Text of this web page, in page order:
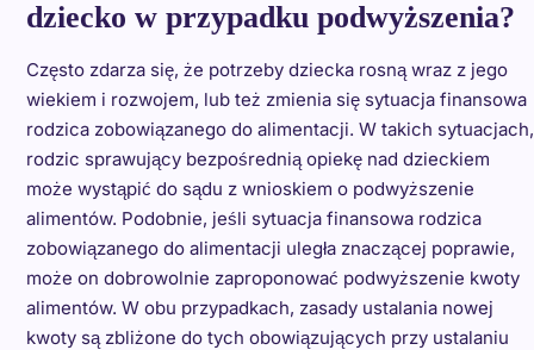
dziecko w przypadku podwyższenia?
Często zdarza się, że potrzeby dziecka rosną wraz z jego
wiekiem i rozwojem, lub też zmienia się sytuacja finansowa
rodzica zobowiązanego do alimentacji. W takich sytuacjach,
rodzic sprawujący bezpośrednią opiekę nad dzieckiem
może wystąpić do sądu z wnioskiem o podwyższenie
alimentów. Podobnie, jeśli sytuacja finansowa rodzica
zobowiązanego do alimentacji uległa znaczącej poprawie,
może on dobrowolnie zaproponować podwyższenie kwoty
alimentów. W obu przypadkach, zasady ustalania nowej
kwoty są zbliżone do tych obowiązujących przy ustalaniu